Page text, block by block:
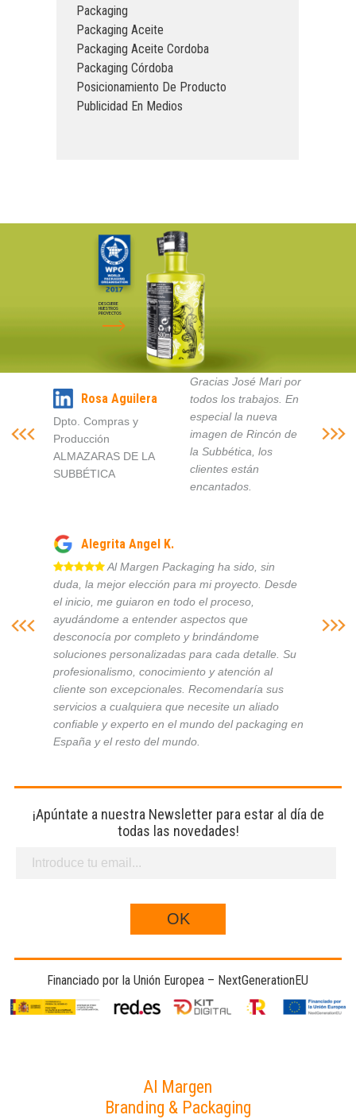
Packaging
Packaging Aceite
Packaging Aceite Cordoba
Packaging Córdoba
Posicionamiento De Producto
Publicidad En Medios
DESCUBRE
NUESTROS
PROYECTOS
Rosa Aguilera
Dpto. Compras y
Producción
ALMAZARAS DE LA
SUBBÉTICA
Gracias José Mari por
todos los trabajos. En
especial la nueva
imagen de Rincón de
la Subbética, los
clientes están
encantados.
Alegrita Angel K.
Al Margen Packaging ha sido, sin
duda, la mejor elección para mi proyecto. Desde
el inicio, me guiaron en todo el proceso,
ayudándome a entender aspectos que
desconocía por completo y brindándome
soluciones personalizadas para cada detalle. Su
profesionalismo, conocimiento y atención al
cliente son excepcionales. Recomendaría sus
servicios a cualquiera que necesite un aliado
confiable y experto en el mundo del packaging en
España y el resto del mundo.
¡Apúntate a nuestra Newsletter para estar al día de
todas las novedades!
Financiado por la Unión Europea – NextGenerationEU
Al Margen
Branding & Packaging